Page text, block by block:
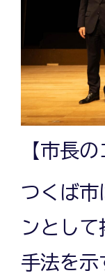
【市長の
つくば市
ンとし
手法を示